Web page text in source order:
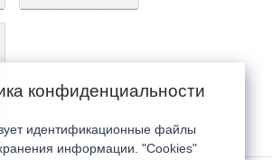
конфиденциальности
идентификационные файлы
информации. "Cookies"